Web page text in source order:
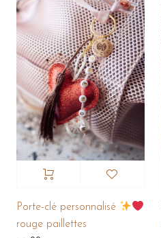
Porte-clé personnalisé
rouge paillettes